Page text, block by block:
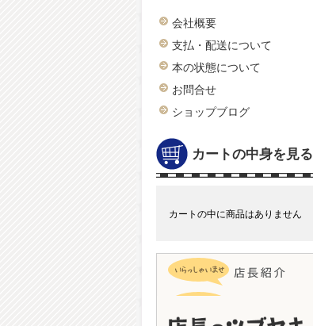
会社概要
支払・配送について
本の状態について
お問合せ
ショップブログ
カートの中身を見る
カートの中に商品はありません